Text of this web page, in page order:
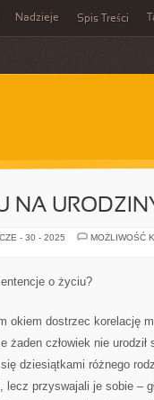
Nadzieje Spis Treści
NA
- 30 - 2025
MOŻLIWOŚĆ
o życiu?
okiem dostrzec korelację
żaden człowiek nie
dziesiątkami różnego
przyswajali je sobie –